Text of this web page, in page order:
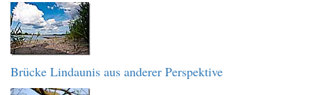
Brücke Lindaunis aus anderer Perspektive